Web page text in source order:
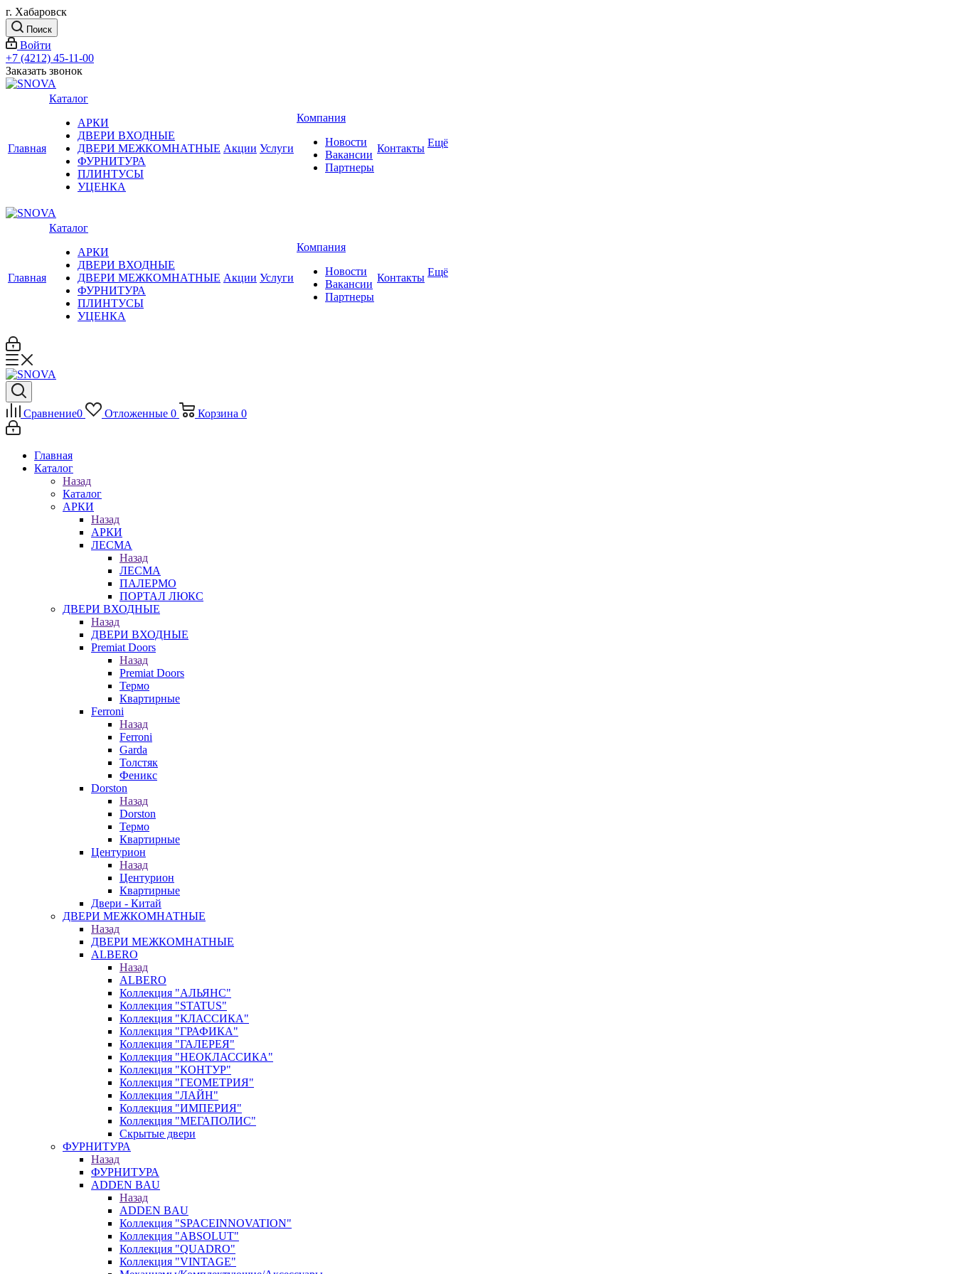
г. Хабаровск
Поиск
Войти
+7 (4212) 45-11-00
Заказать звонок
Главная
Каталог
АРКИ
ДВЕРИ ВХОДНЫЕ
ДВЕРИ МЕЖКОМНАТНЫЕ
ФУРНИТУРА
ПЛИНТУСЫ
УЦЕНКА
Акции Услуги
Компания
Новости
Вакансии
Партнеры
Контакты Ещё
Главная
Каталог
АРКИ
ДВЕРИ ВХОДНЫЕ
ДВЕРИ МЕЖКОМНАТНЫЕ
ФУРНИТУРА
ПЛИНТУСЫ
УЦЕНКА
Акции Услуги
Компания
Новости
Вакансии
Партнеры
Контакты Ещё
Сравнение0 Отложенные 0 Корзина 0
Главная
Каталог
Назад
Каталог
АРКИ
Назад
АРКИ
ЛЕСМА
Назад
ЛЕСМА
ПАЛЕРМО
ПОРТАЛ ЛЮКС
ДВЕРИ ВХОДНЫЕ
Назад
ДВЕРИ ВХОДНЫЕ
Premiat Doors
Назад
Premiat Doors
Термо
Квартирные
Ferroni
Назад
Ferroni
Garda
Толстяк
Феникс
Dorston
Назад
Dorston
Термо
Квартирные
Центурион
Назад
Центурион
Квартирные
Двери - Китай
ДВЕРИ МЕЖКОМНАТНЫЕ
Назад
ДВЕРИ МЕЖКОМНАТНЫЕ
ALBERO
Назад
ALBERO
Коллекция "АЛЬЯНС"
Коллекция "STATUS"
Коллекция "КЛАССИКА"
Коллекция "ГРАФИКА"
Коллекция "ГАЛЕРЕЯ"
Коллекция "НЕОКЛАССИКА"
Коллекция "КОНТУР"
Коллекция "ГЕОМЕТРИЯ"
Коллекция "ЛАЙН"
Коллекция "ИМПЕРИЯ"
Коллекция "МЕГАПОЛИС"
Скрытые двери
ФУРНИТУРА
Назад
ФУРНИТУРА
ADDEN BAU
Назад
ADDEN BAU
Коллекция "SPACEINNOVATION"
Коллекция "ABSOLUT"
Коллекция "QUADRO"
Коллекция "VINTAGE"